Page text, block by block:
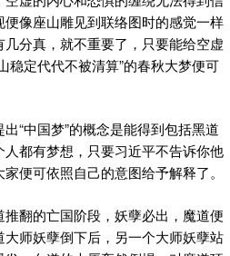
像座山雕见到联络图时的感觉一样
分真，就不重要了，只要能给空虚
稳定代代不被清算”的春秋大梦便可
“中国梦”的概念是能得到包括黑道
都有梦想，只要习近平不告诉你他
便可依照自己的意图给予解释了。
翻的亡国阶段，妖孽必出，魔道便
师妖孽倒下后，另一个大师妖孽站